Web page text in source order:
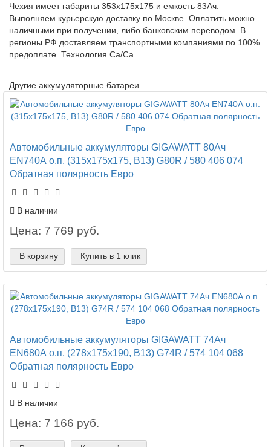
Чехия имеет габариты 353х175х175 и емкость 83Ач
Выполняем курьерскую доставку по Москве. Оплатить можно
наличными при получении, либо банковским переводом. В
регионы РФ доставляем транспортными компаниями по 100%
предоплате. Технология Ca/Ca.
Другие аккумуляторные батареи
Автомобильные аккумуляторы GIGAWATT 80Ач
EN740А о.п. (315х175х175, B13) G80R / 580 406 074
Обратная полярность Евро
В наличии
Цена: 7 769 руб.
В корзину Купить в 1 клик
Автомобильные аккумуляторы GIGAWATT 74Ач
EN680А о.п. (278х175х190, B13) G74R / 574 104 068
Обратная полярность Евро
В наличии
Цена: 7 166 руб.